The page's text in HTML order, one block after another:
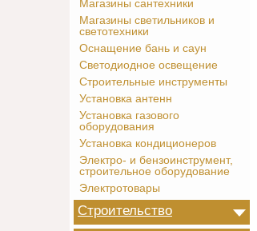
Магазины сантехники
Магазины светильников и
светотехники
Оснащение бань и саун
Светодиодное освещение
Строительные инструменты
Установка антенн
Установка газового
оборудования
Установка кондиционеров
Электро- и бензоинструмент,
строительное оборудование
Электротовары
Строительство